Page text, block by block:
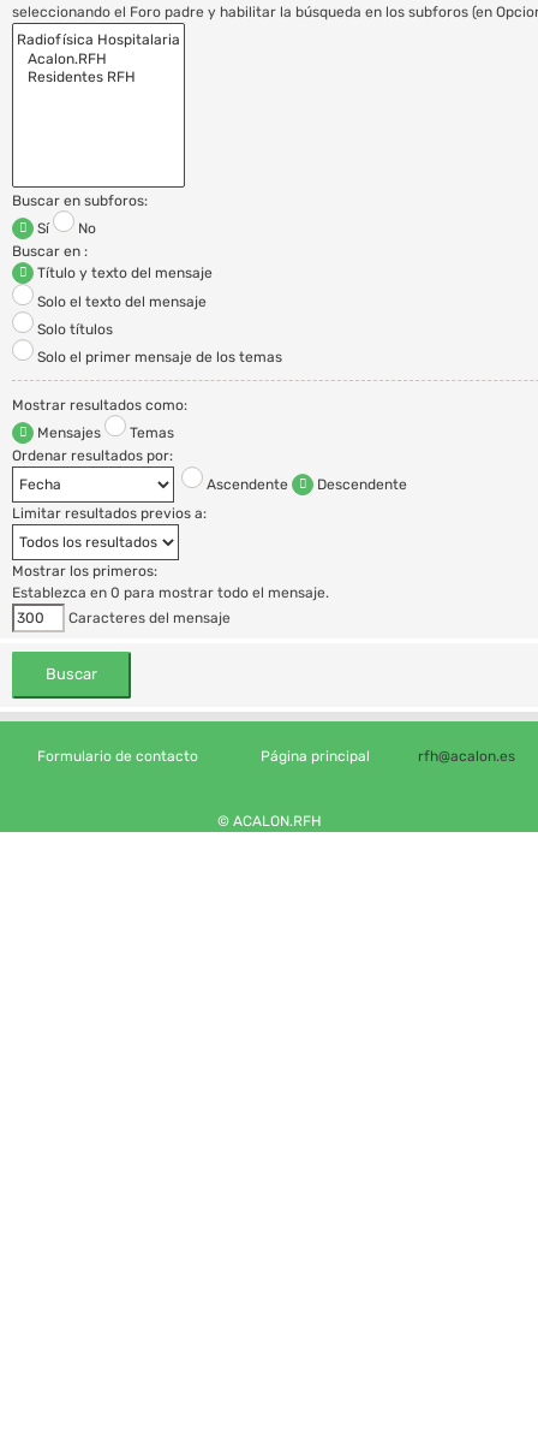
seleccionando el Foro padre y habilitar la búsqueda en los subforos (en
Buscar en subforos:
Sí
No
Buscar en :
Título y texto del mensaje
Solo el texto del mensaje
Solo títulos
Solo el primer mensaje de los temas
Mostrar resultados como:
Mensajes
Temas
Ordenar resultados por:
Ascendente
Descendente
Limitar resultados previos a:
Mostrar los primeros:
Establezca en 0 para mostrar todo el mensaje.
Caracteres del mensaje
Formulario de contacto Página principal rfh@acalon.es
© ACALON.RFH